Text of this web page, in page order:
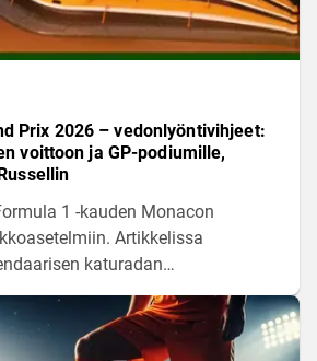
Prix 2026 – vedonlyöntivihjeet:
voittoon ja GP-podiumille,
1 -kauden Monacon
Artikkelissa
katuradan
keskeisimpiä tilastoja tulevan